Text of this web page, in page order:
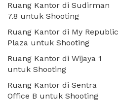
Ruang Kantor di Sudirman
7.8 untuk Shooting
Ruang Kantor di My Republic
Plaza untuk Shooting
Ruang Kantor di Wijaya 1
untuk Shooting
Ruang Kantor di Sentra
Office B untuk Shooting